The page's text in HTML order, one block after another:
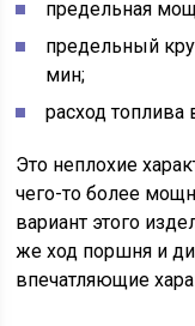
предельная
предельный
мин;
расход
Это неплохие
чего-то более
вариант этого
же ход поршня и
впечатляющие